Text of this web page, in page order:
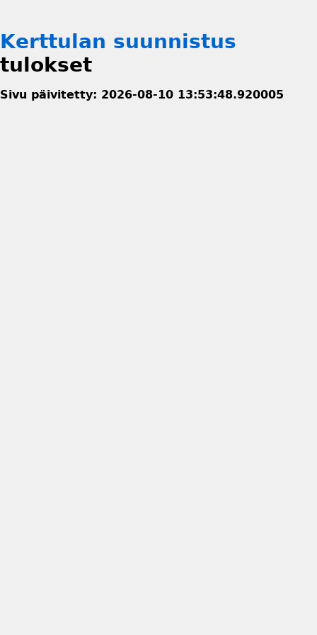
Kerttulan suunnistus
tulokset
Sivu päivitetty: 2026-08-10 13:53:48.920005